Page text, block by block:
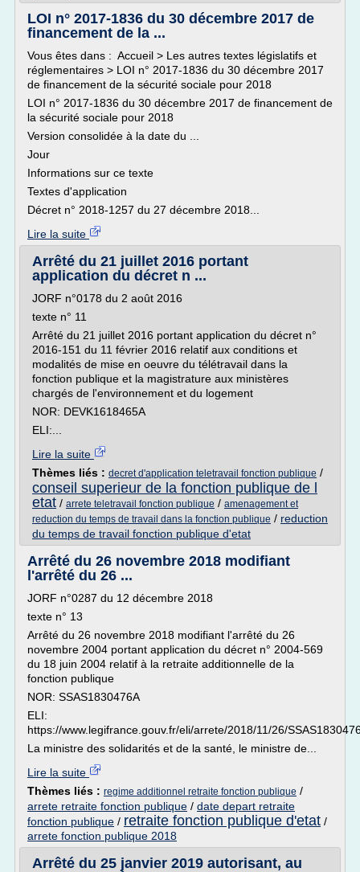
LOI n° 2017-1836 du 30 décembre 2017 de
financement de la ...
Vous êtes dans : Accueil > Les autres textes législatifs et
réglementaires > LOI n° 2017-1836 du 30 décembre 2017
de financement de la sécurité sociale pour 2018
LOI n° 2017-1836 du 30 décembre 2017 de financement de
la sécurité sociale pour 2018
Version consolidée à la date du ...
Jour
Informations sur ce texte
Textes d'application
Décret n° 2018-1257 du 27 décembre 2018...
Lire la suite
Arrêté du 21 juillet 2016 portant
application du décret n ...
JORF n°0178 du 2 août 2016
texte n° 11
Arrêté du 21 juillet 2016 portant application du décret n°
2016-151 du 11 février 2016 relatif aux conditions et
modalités de mise en oeuvre du télétravail dans la
fonction publique et la magistrature aux ministères
chargés de l'environnement et du logement
NOR: DEVK1618465A
ELI:...
Lire la suite
Thèmes liés : decret d'application teletravail fonction publique /
conseil superieur de la fonction publique de l
etat / arrete teletravail fonction publique / amenagement et
reduction du temps de travail dans la fonction publique / reduction
du temps de travail fonction publique d'etat
Arrêté du 26 novembre 2018 modifiant
l'arrêté du 26 ...
JORF n°0287 du 12 décembre 2018
texte n° 13
Arrêté du 26 novembre 2018 modifiant l'arrêté du 26
novembre 2004 portant application du décret n° 2004-569
du 18 juin 2004 relatif à la retraite additionnelle de la
fonction publique
NOR: SSAS1830476A
ELI:
https://www.legifrance.gouv.fr/eli/arrete/2018/11/26/
La ministre des solidarités et de la santé, le ministre de...
Lire la suite
Thèmes liés : regime additionnel retraite fonction publique /
arrete retraite fonction publique / date depart retraite
fonction publique / retraite fonction publique d'etat /
arrete fonction publique 2018
Arrêté du 25 janvier 2019 autorisant, au